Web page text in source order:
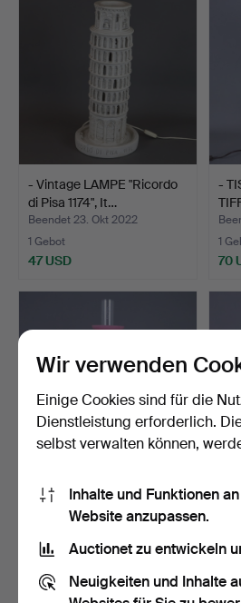
- Vintage LAMPE "Ricordo
di Pisa 1174", It…
Beendet 23. Okt 2022
1 Gebot
47 USD
-
1
70
- Elektrifizierte
PETROLEUMLAMPE,
Messingk…
Beendet 16. Aug 2022
1 Gebot
-
1
Wir verwenden
Einige Cookies sind für die
Dienstleistung erforderlich.
selbst verwalten können,
Inhalte und Funktionen
Website anzupassen.
Auctionet zu entwickeln
Neuigkeiten und Inhalte